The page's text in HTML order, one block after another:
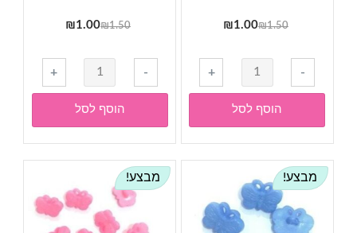
₪1.50
המחיר
היה:
₪1.50.
₪1.00
הוא:
₪1.00.
-
כמות
של
כפתורים-
כפתור
פלסטיק
פרפר
בצבע
ירוק
17
+
הוסף לסל
₪1.50
המחיר
היה:
₪1.50.
₪1.00
המחיר
הוא:
₪1.00.
-
כמות
של
כפתורים-
כפתור
פלסטיק
פרפר
תכלת
17
+
הוסף לסל
מבצע! מבצע!